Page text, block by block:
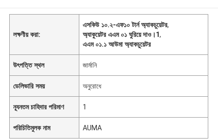
লক্ষণীয় করা:
এসকিউ ১০.২-এফ১০ টার্ন অ্যাকচুয়েটর,
অ্যাকুয়েটর এএম ০১ ঘুরিয়ে দাও।1,
এএম ০১.১ আউমা অ্যাকচুয়েটর
উৎপত্তি স্থল জার্মানি
ডেলিভারি সময় অনুরোধে
ন্যূনতম চাহিদার পরিমাণ 1
পরিচিতিমুলক নাম AUMA